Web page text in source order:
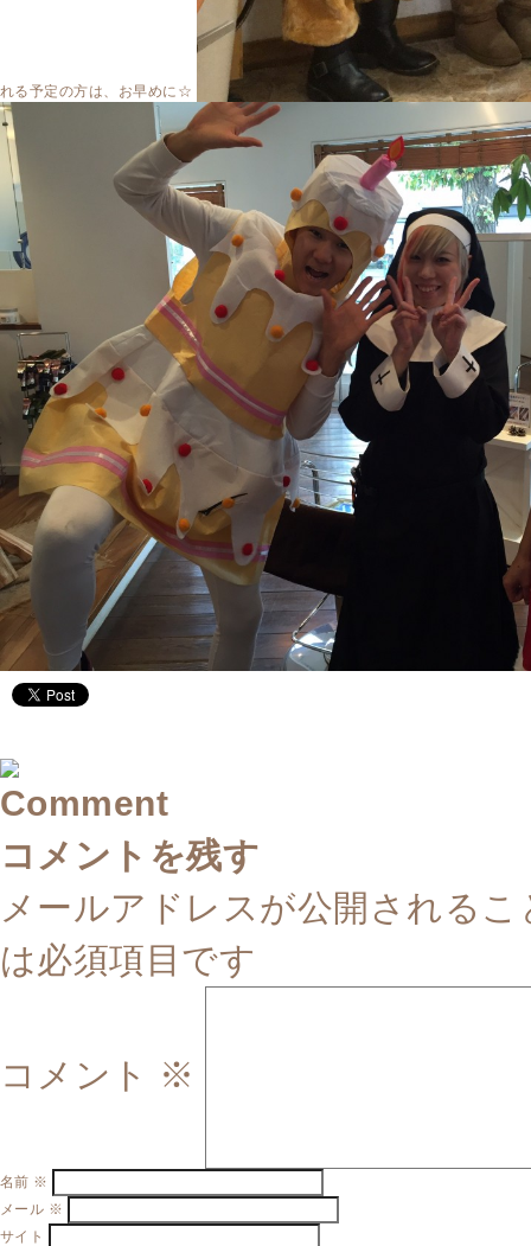
れる予定の方は、お早めに☆
コメントを残す
メールアドレスが公開される
は必須項目です
コメント ※
名前 ※
メール ※
サイト